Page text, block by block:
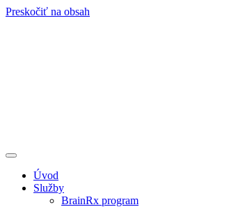
Preskočiť na obsah
Úvod
Služby
BrainRx program